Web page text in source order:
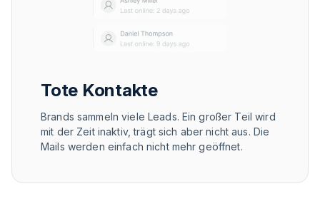
Tote Kontakte
Brands sammeln viele Leads. Ein großer Teil wird
mit der Zeit inaktiv, trägt sich aber nicht aus. Die
Mails werden einfach nicht mehr geöffnet.